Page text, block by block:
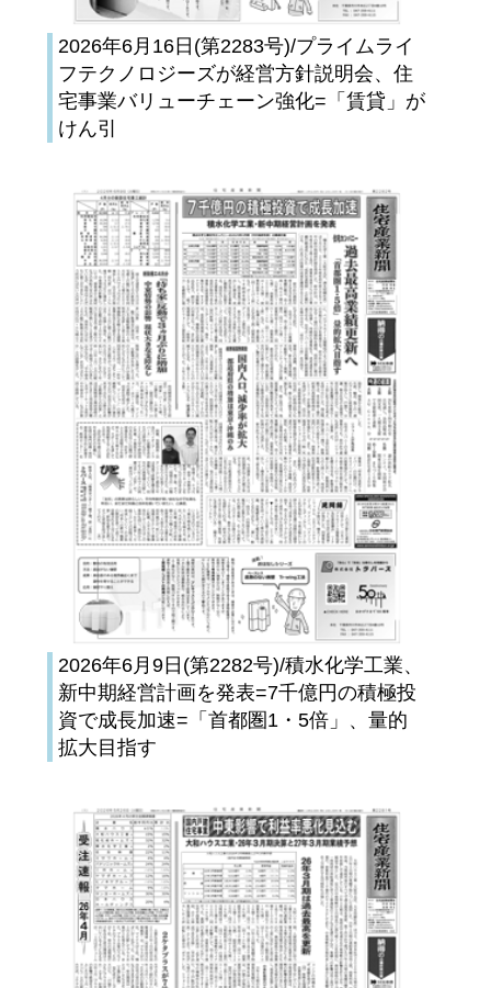
2026年6月16日(第2283号)/プライムライ
フテクノロジーズが経営方針説明会、住
宅事業バリューチェーン強化=「賃貸」が
けん引
2026年6月9日(第2282号)/積水化学工業、
新中期経営計画を発表=7千億円の積極投
資で成長加速=「首都圏1・5倍」、量的
拡大目指す